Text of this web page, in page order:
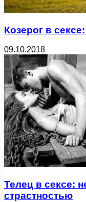
Козерог в
09.10.2018
Телец в сексе:
страстностью